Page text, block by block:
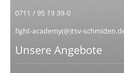
0711 / 95 19 39-0
fight-academy(@)tsv-
Unsere Angebote